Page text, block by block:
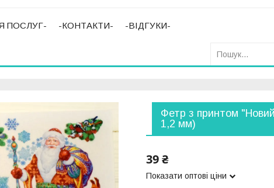
ПОСЛУГ- -КОНТАКТИ- -ВІДГУКИ-
Фетр з принтом
1,2 мм)
39 ₴
Показати оптові ціни